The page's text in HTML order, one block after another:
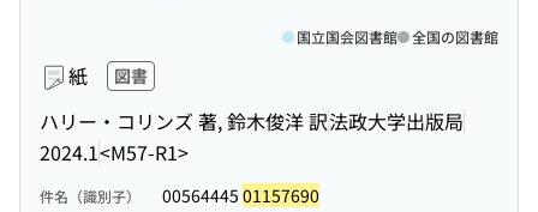
紙 図書
ハリー・コリンズ 著, 鈴木俊洋 訳法政大学出版局
2024.1<M57-R1>
国立国会図書館 全国の図書館
件名（識別子） 00564445 01157690